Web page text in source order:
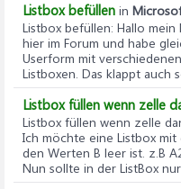
Listbox befüllen in
Listbox befüllen: Hallo
hier im Forum und habe
Userform mit
Listboxen. Das klappt auch
Listbox füllen wenn zelle
Listbox füllen wenn zelle
Ich möchte eine Listbox
den Werten B leer ist. z.B
Nun sollte in der ListBox